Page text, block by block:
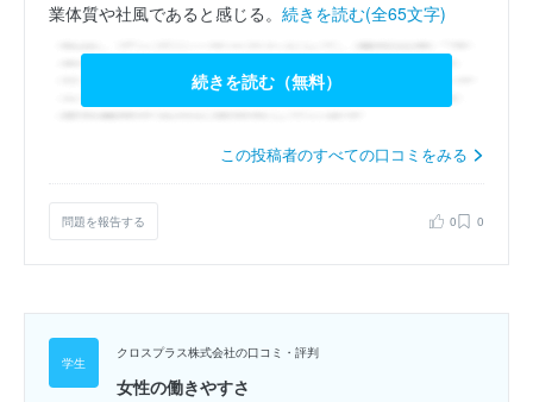
業体質や社風であると感じる。 続きを読む(全65文字)
続きを読む（無料）
この投稿者のすべての口コミをみる
問題を報告する 0 0
クロスプラス株式会社の口コミ・評判
女性の働きやすさ